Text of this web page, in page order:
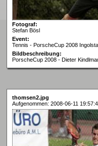
Fotograf:
Stefan Bösl
Event:
Tennis - PorscheCup 2008
Bildbeschreibung:
PorscheCup 2008 - Dieter
thomsen2.jpg
Aufgenommen: 2008-06-11